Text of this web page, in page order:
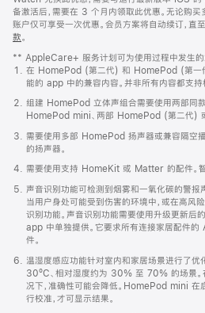
备激活后，需要在 3 个月内领取此优惠。无论购
账户仅可享受一次优惠。会员方案将自动续订，直
款。
窗
口
中
打
开)
** AppleCare+ 服务计划可为使用过程中发生的
在 HomePod (第二代) 和 HomePod (第一
能的 app 中的兼容内容。并非所有内容都支持
组建 HomePod 立体声组合需要使用两部同
HomePod mini、两部 HomePod (第二代)
需要使用多部 HomePod 扬声器或兼容隔空
的扬声器。
需要使用支持 HomeKit 或 Matter 的配件。智
声音识别功能可检测到烟雾和一氧化碳的警报
当用户身处可能受到伤害的环境中，或在高风
识别功能。声音识别功能需要使用升级更新后
app 中单独提供。它要求所有连接家居配件
件。
温湿度感应功能针对室内和家居场景进行了优
30ºC、相对湿度约为 30% 至 70% 的场景。
况下，准确性可能会降低。HomePod mini 在
行校准，才可显示结果。